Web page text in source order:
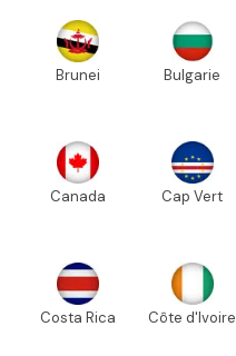
Brunei Bulgarie
Canada Cap Vert
Costa Rica Côte d'Ivoire